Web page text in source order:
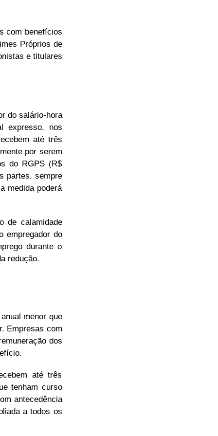
com benefícios
Próprios de
e titulares
do salário-hora
expresso, nos
até três
por serem
do RGPS (R$
partes, sempre
medida poderá
de calamidade
empregador do
durante o
redução.
menor que
Empresas com
dos
até três
tenham curso
antecedência
a todos os